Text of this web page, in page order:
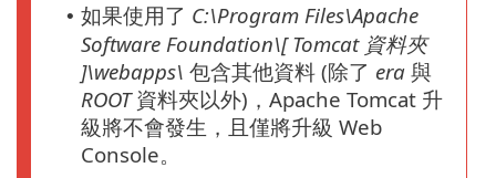
• 如果使用了 C:\Program Files\Apache
Software Foundation\[ Tomcat資料夾
]\webapps\ 包含其他資料 (除了 era 與
ROOT資料夾以外)，Apache Tomcat 升
級將不會發生，且僅將升級 Web
Console。